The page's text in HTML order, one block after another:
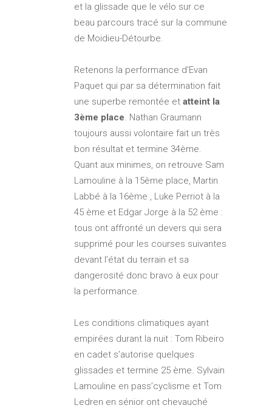
et la glissade que le vélo sur ce
beau parcours tracé sur la commune
de Moidieu-Détourbe.
Retenons la performance d’Evan
Paquet qui par sa détermination fait
une superbe remontée et atteint la
3ème place. Nathan Graumann
toujours aussi volontaire fait un très
bon résultat et termine 34ème.
Quant aux minimes, on retrouve Sam
Lamouline à la 15ème place, Martin
Labbé à la 16ème , Luke Perriot à la
45 ème et Edgar Jorge à la 52 ème :
tous ont affronté un devers qui sera
supprimé pour les courses suivantes
devant l’état du terrain et sa
dangerosité donc bravo à eux pour
la performance.
Les conditions climatiques ayant
empirées durant la nuit : Tom Ribeiro
en cadet s’autorise quelques
glissades et termine 25 ème. Sylvain
Lamouline en pass’cyclisme et Tom
Ledren en sénior ont chevauché